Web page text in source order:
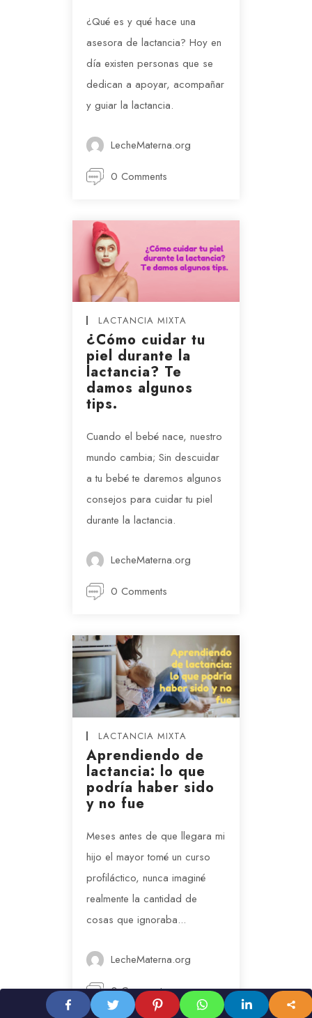
¿Qué es y qué hace una
asesora de lactancia? Hoy en
día existen personas que se
dedican a apoyar, acompañar
y guiar la lactancia.
LecheMaterna.org
0 Comments
LACTANCIA MIXTA
¿Cómo cuidar tu
piel durante la
lactancia? Te
damos algunos
tips.
Cuando el bebé nace, nuestro
mundo cambia; Sin descuidar
a tu bebé te daremos algunos
consejos para cuidar tu piel
durante la lactancia.
LecheMaterna.org
0 Comments
LACTANCIA MIXTA
Aprendiendo de
lactancia: lo que
podría haber sido
y no fue
Meses antes de que llegara mi
hijo el mayor tomé un curso
profiláctico, nunca imaginé
realmente la cantidad de
cosas que ignoraba...
LecheMaterna.org
0 Comments